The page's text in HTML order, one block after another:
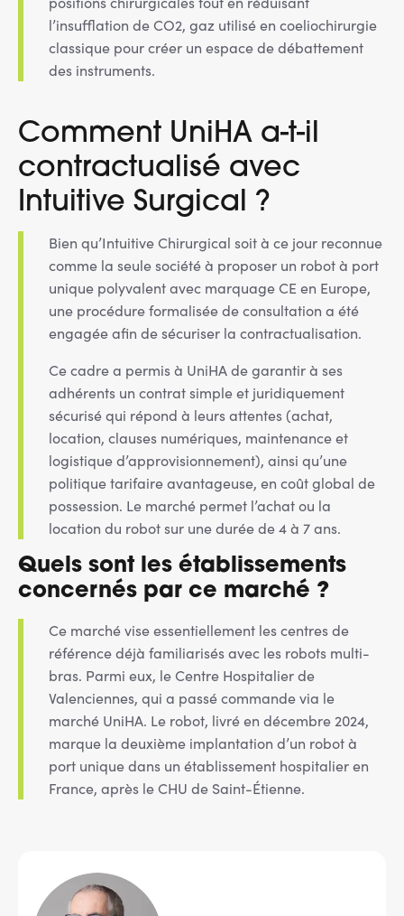
l’insufflation de CO2, gaz utilisé en coeliochirurgie
classique pour créer un espace de débattement
des instruments.
Comment UniHA a-t-il
contractualisé avec
Intuitive Surgical ?
Bien qu’Intuitive Chirurgical soit à ce jour reconnue
comme la seule société à proposer un robot à port
unique polyvalent avec marquage CE en Europe,
une procédure formalisée de consultation a été
engagée afin de sécuriser la contractualisation.
Ce cadre a permis à UniHA de garantir à ses
adhérents un contrat simple et juridiquement
sécurisé qui répond à leurs attentes (achat,
location, clauses numériques, maintenance et
logistique d’approvisionnement), ainsi qu’une
politique tarifaire avantageuse, en coût global de
possession. Le marché permet l’achat ou la
location du robot sur une durée de 4 à 7 ans.
Quels sont les établissements
concernés par ce marché ?
Ce marché vise essentiellement les centres de
référence déjà familiarisés avec les robots multi-
bras. Parmi eux, le Centre Hospitalier de
Valenciennes, qui a passé commande via le
marché UniHA. Le robot, livré en décembre 2024,
marque la deuxième implantation d’un robot à
port unique dans un établissement hospitalier en
France, après le CHU de Saint-Étienne.
Image